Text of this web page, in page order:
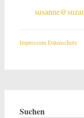
ImpressumDatenschutz
Suchen